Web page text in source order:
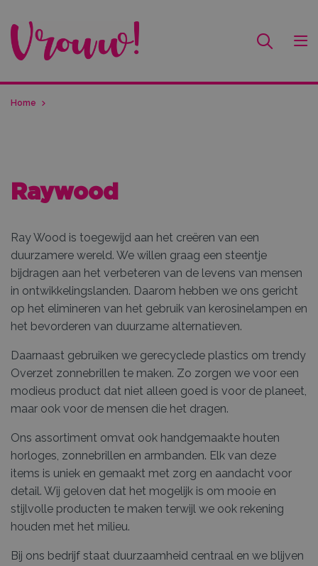
Home
Raywood
Ray Wood is toegewijd aan het creëren van een
duurzamere wereld. We willen graag een steentje
bijdragen aan het verbeteren van de levens van mensen
in ontwikkelingslanden. Daarom hebben we ons gericht
op het elimineren van het gebruik van kerosinelampen en
het bevorderen van duurzame alternatieven.
Daarnaast gebruiken we gerecyclede plastics om trendy
Overzet zonnebrillen te maken. Zo zorgen we voor een
modieus product dat niet alleen goed is voor de planeet,
maar ook voor de mensen die het dragen.
Ons assortiment omvat ook handgemaakte houten
horloges, zonnebrillen en armbanden. Elk van deze
items is uniek en gemaakt met zorg en aandacht voor
detail. Wij geloven dat het mogelijk is om mooie en
stijlvolle producten te maken terwijl we ook rekening
houden met het milieu.
Bij ons bedrijf staat duurzaamheid centraal en we blijven